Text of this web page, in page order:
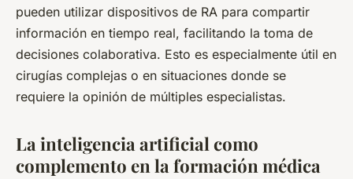
pueden utilizar dispositivos de RA para compartir
información en tiempo real, facilitando la toma de
decisiones colaborativa. Esto es especialmente útil en
cirugías complejas o en situaciones donde se
requiere la opinión de múltiples especialistas.
La inteligencia artificial como
complemento en la formación médica